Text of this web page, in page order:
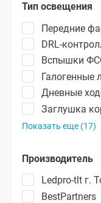
Тип освещения
Передние
DRL-
Вспышки
Галогенные
Дневные
Заглушка
Показать еще (17)
Производитель
Ledpro-tlt г.
BestPartners